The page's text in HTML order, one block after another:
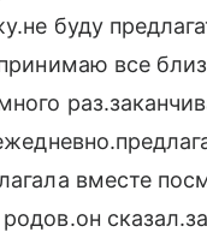
буду
все
вместе